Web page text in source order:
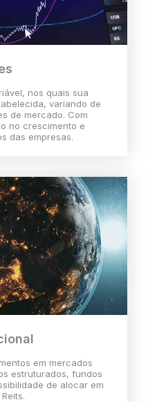
nos quais sua
variando de
de mercado. Com
no crescimento e
das empresas.
em mercados
estruturados, fundos
de alocar em